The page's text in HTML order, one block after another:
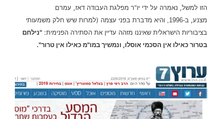
הזו למשל, נאמרה על ידי יו"ר מפלגת העבודה דאז, עמרם
מצנע, ב-1996,
והיא מדברת בפני עצמה (למרות שיש חלק משמעותי
בציבוריות הישראלית שאיננו מזהה עדיין את הסתירה הפנימית: "נילחם
בטרור כאילו אין הסכמי אוסלו, ונמשיך במו"מ כאילו אין טרור".